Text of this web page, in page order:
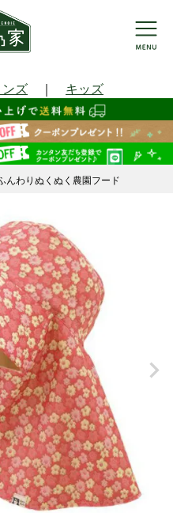
ンズ ｜ キッズ
んわりぬくぬく農園フード